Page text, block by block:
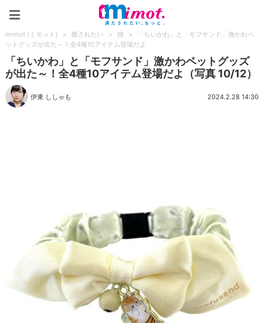
mimot.(ミモット) > 癒されたい > 猫 >
「ちいかわ」と「モフサンド」激かわペ
ットグッズが出た～！全4種10アイテム登場だよ
「ちいかわ」と「モフサンド」激かわペットグッズ
が出た～！全4種10アイテム登場だよ（写真 10/12）
伊東 ししゃも 2024.2.28 14:30